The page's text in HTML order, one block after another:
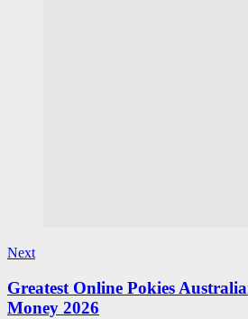
Next
Greatest Online Pokies
Money 2026